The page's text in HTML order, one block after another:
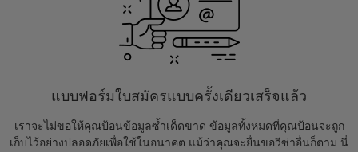
แบบฟอร์มใบสมัครแบบครั้งเดียวเสร็จแล้ว
เราจะไม่ขอให้คุณป้อนข้อมูลซ้ำเด็ดขาด ข้อมูลทั้งหมดที่คุณป้อนจะถูก
เก็บไว้อย่างปลอดภัยเพื่อใช้ในอนาคต แม้ว่าคุณจะยื่นขอวีซ่าอื่นก็ตาม นี่